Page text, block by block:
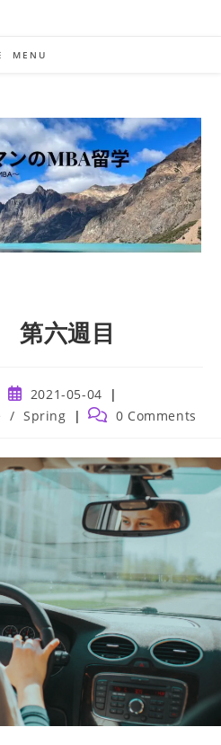
MENU
第六週目
Post
published:
2021-05-04
/ Spring
Post 0 Comments